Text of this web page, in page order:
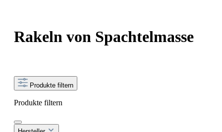
Rakeln von Spachtelmasse
Produkte filtern
Produkte filtern